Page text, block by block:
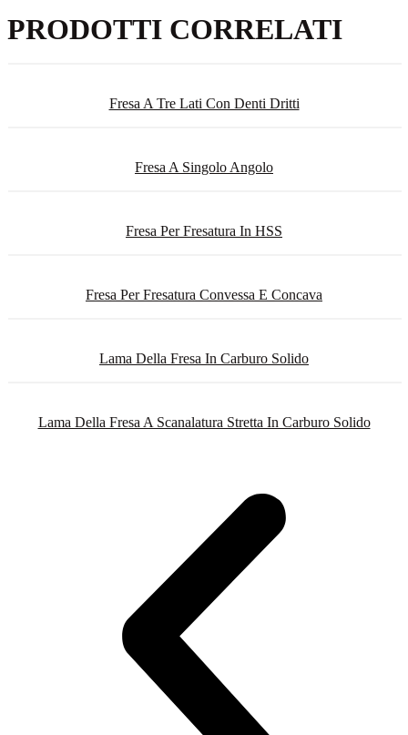
PRODOTTI CORRELATI
Fresa A Tre Lati Con Denti Dritti
Fresa A Singolo Angolo
Fresa Per Fresatura In HSS
Fresa Per Fresatura Convessa E Concava
Lama Della Fresa In Carburo Solido
Lama Della Fresa A Scanalatura Stretta In Carburo Solido